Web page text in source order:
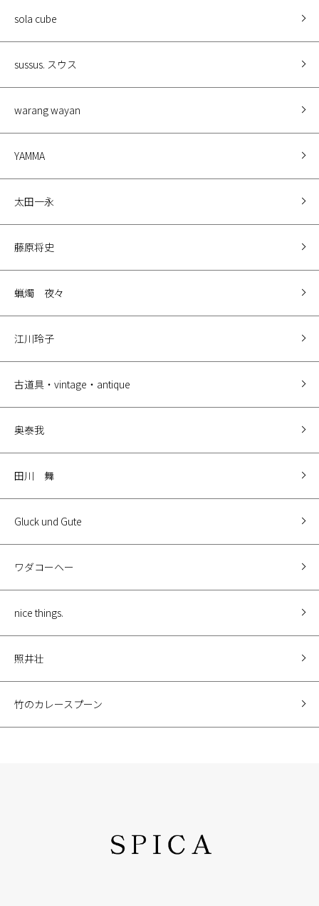
sola cube
sussus. スウス
warang wayan
YAMMA
太田一永
藤原将史
蝋燭 夜々
江川玲子
古道具・vintage・antique
奥泰我
田川 舞
Gluck und Gute
ワダコーヘー
nice things.
照井壮
竹のカレースプーン